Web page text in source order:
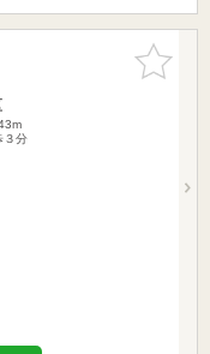
お気に入
りに追加
３分